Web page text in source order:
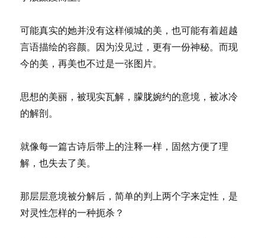
可能真实的她并没有这样倾城的美，也可能有着超越
言语描绘的容颜。因为没见过，更有一份神秘。而现
今的美，再美也不过是一张图片。
思想的美丽，被现实瓦解，朦胧婉约的意境，被冰冷
的解剖。
就像每一篇古诗后带上的注释一样，固然方便了理
解，也失去了美。
那层层意境被分解后，简单的判上两个字来定性，是
对灵性怎样的一种扼杀？